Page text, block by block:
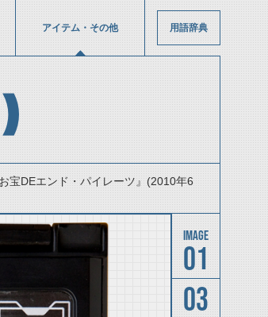
アイテム・その他 用語辞典
宝DEエンド・パイレーツ』(2010年6
01
03